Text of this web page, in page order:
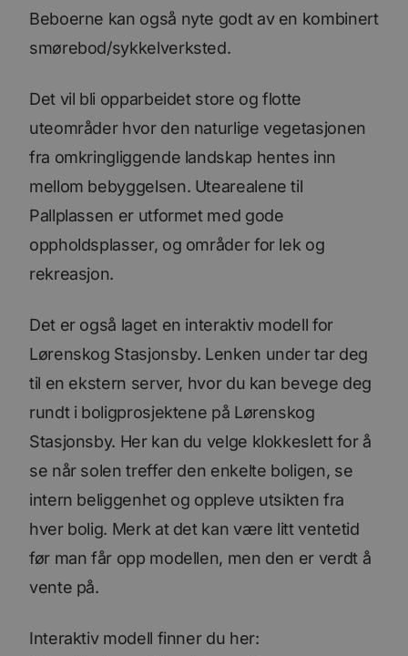
Beboerne kan også nyte godt av en kombinert
smørebod/sykkelverksted.
Det vil bli opparbeidet store og flotte
uteområder hvor den naturlige vegetasjonen
fra omkringliggende landskap hentes inn
mellom bebyggelsen. Utearealene til
Pallplassen er utformet med gode
oppholdsplasser, og områder for lek og
rekreasjon.
Det er også laget en interaktiv modell for
Lørenskog Stasjonsby. Lenken under tar deg
til en ekstern server, hvor du kan bevege deg
rundt i boligprosjektene på Lørenskog
Stasjonsby. Her kan du velge klokkeslett for å
se når solen treffer den enkelte boligen, se
intern beliggenhet og oppleve utsikten fra
hver bolig. Merk at det kan være litt ventetid
før man får opp modellen, men den er verdt å
vente på.
Interaktiv modell finner du her: